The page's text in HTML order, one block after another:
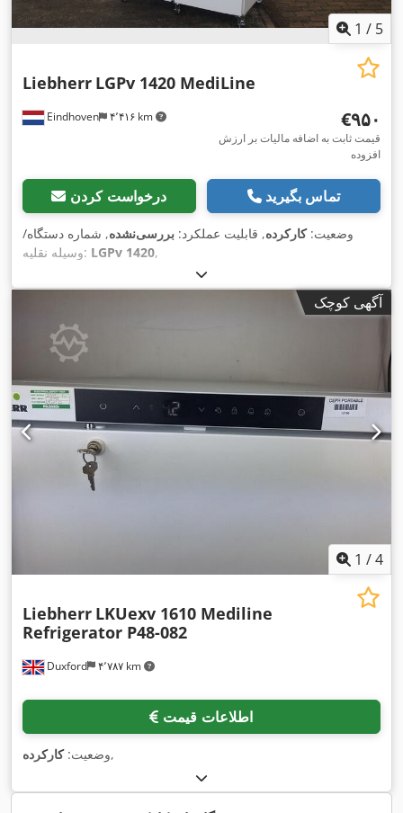
1 / 5
Eindhoven ۴٬۴۱۶ km
Liebherr LGPv 1420 MediLine
‎€۹۵۰
قیمت ثابت به اضافه مالیات بر ارزش
افزوده
درخواست کردن تماس بگیرید
وضعیت:کارکرده, قابلیت عملکرد: بررسی‌نشده, شماره دستگاه/
وسیله نقلیه: LGPv 1420,
آگهی کوچک
1 /4
Duxford ۴٬۷۸۷ km
Liebherr LKUexv 1610 Mediline
Refrigerator P48-082
اطلاعات قیمت
وضعیت:کارکرده ,